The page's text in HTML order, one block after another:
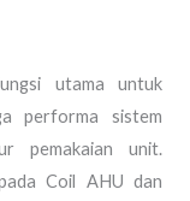
utama untuk
performa sistem
pemakaian unit.
Coil AHU dan